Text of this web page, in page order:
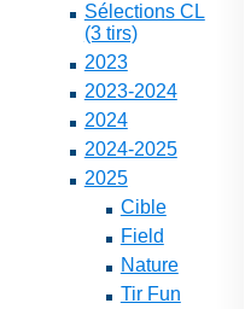
Sélections CL
(3 tirs)
2023
2023-2024
2024
2024-2025
2025
Cible
Field
Nature
Tir Fun